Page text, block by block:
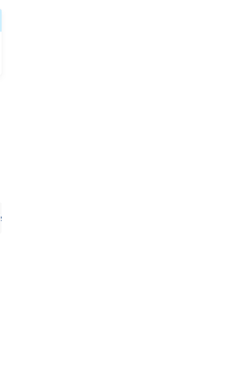
script